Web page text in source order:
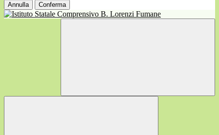
Annulla Conferma